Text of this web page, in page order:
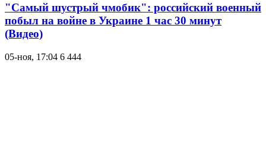
"Самый шустрый чмобик": российский военный
побыл на войне в Украине 1 час 30 минут
(Видео)
05-ноя, 17:04 6 444